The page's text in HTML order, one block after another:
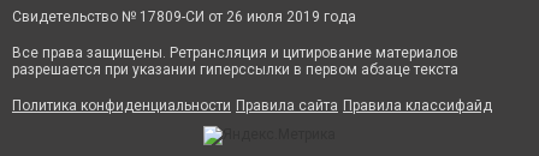
Свидетельство № 17809-СИ от 26 июля 2019 года
Все права защищены. Ретрансляция и цитирование материалов
разрешается при указании гиперссылки в первом абзаце текста
Политика конфиденциальности Правила сайта Правила классифайд